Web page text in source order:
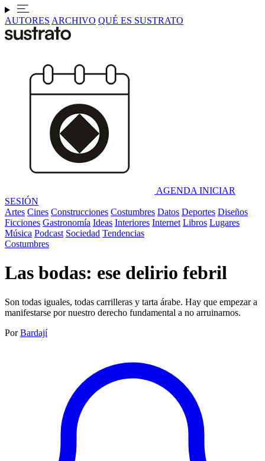
AUTORES ARCHIVO QUÉ ES SUSTRATO
AGENDA INICIAR
SESIÓN
Artes Cines Construcciones Costumbres Datos Deportes Diseños
Ficciones Gastronomía Ideas Interiores Internet Libros Lugares
Música Podcast Sociedad Tendencias
Costumbres
Las bodas: ese delirio febril
Son todas iguales, todas carrilleras y tarta árabe. Hay que empezar a
manifestarse por nuestro derecho fundamental a no arruinarnos.
Por Bardají